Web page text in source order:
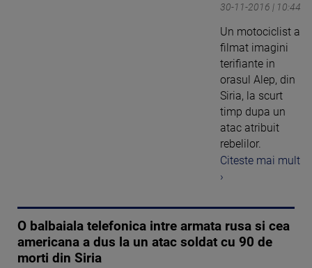
30-11-2016 | 10:44
Un motociclist a
filmat imagini
terifiante in
orasul Alep, din
Siria, la scurt
timp dupa un
atac atribuit
rebelilor.
Citeste mai mult
›
O balbaiala telefonica intre armata rusa si cea
americana a dus la un atac soldat cu 90 de
morti din Siria